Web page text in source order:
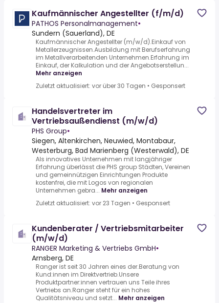
Kaufmännischer Angestellter (f/m/d)
PATHOS Personalmanagement•
Sundern (Sauerland), DE
Kaufmännischer Angestellter (m/w/d).Einkauf von
Metallerzeugnissen.Ausbildung mit Berufserfahrung
im Metallverarbeitenden Unternehmen.Erfahrung im
Einkauf, der Kalkulation und der Angebotserstellun...
Mehr anzeigen
Zuletzt aktualisiert: vor über 30 Tagen • Gesponsert
Handelsvertreter im
Vertriebsaußendienst (m/w/d)
PHS Group•
Siegen, Altenkirchen, Neuwied, Montabaur,
Westerburg, Bad Marienberg (Westerwald), DE
Als innovatives Unternehmen mit langjähriger
Erfahrung überlässt die PHS group Städten, Vereinen
und gemeinnützigen Einrichtungen Produkte
kostenfrei, die mit Logos von regionalen
Unternehmen gebra... Mehr anzeigen
Zuletzt aktualisiert: vor 23 Tagen • Gesponsert
Kundenberater / Vertriebsmitarbeiter
(m/w/d)
RANGER Marketing & Vertriebs GmbH•
Arnsberg, DE
Ranger ist seit 30 Jahren eines der.Beratung von
Kund:innen im Direktvertrieb.Unsere
Produktpartner:innen vertrauen uns Teile ihres
Vertriebs an.Ranger steht für ein hohes
Qualitätsniveau und setzt... Mehr anzeigen